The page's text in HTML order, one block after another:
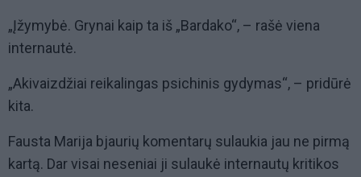
„Įžymybė. Grynai kaip ta iš „Bardako“, – rašė viena
internautė.
„Akivaizdžiai reikalingas psichinis gydymas“, – pridūrė
kita.
Fausta Marija bjaurių komentarų sulaukia jau ne pirmą
kartą. Dar visai neseniai ji sulaukė internautų kritikos